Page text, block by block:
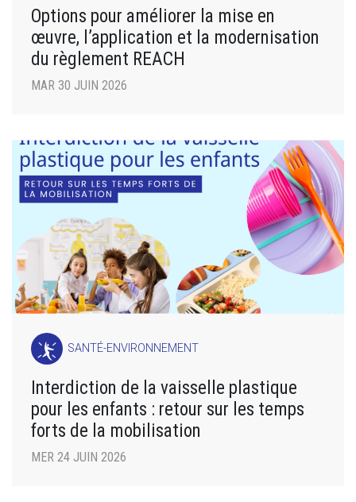
Options pour améliorer la mise en
œuvre, l’application et la modernisation
du règlement REACH
MAR 30 JUIN 2026
SANTÉ-ENVIRONNEMENT
Interdiction de la vaisselle plastique
pour les enfants : retour sur les temps
forts de la mobilisation
MER 24 JUIN 2026